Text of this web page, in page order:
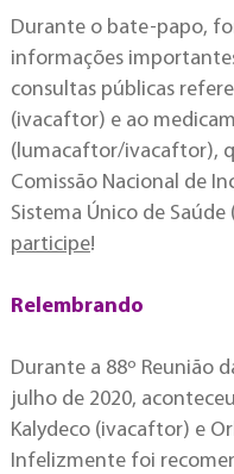
Durante o bate-papo,
informações
consultas públicas
(ivacaftor) e ao
(lumacaftor/ivacaftor),
Comissão Nacional de
Sistema Único de Saúde
participe!
Relembrando
Durante a 88º Reunião
julho de 2020,
Kalydeco (ivacaftor) e
Infelizmente foi